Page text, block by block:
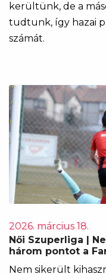
kerültünk, de a
tudtunk, így hazai
számát.
2026. március 18.
Női Szuperliga |
három pontot a
Nem sikerült